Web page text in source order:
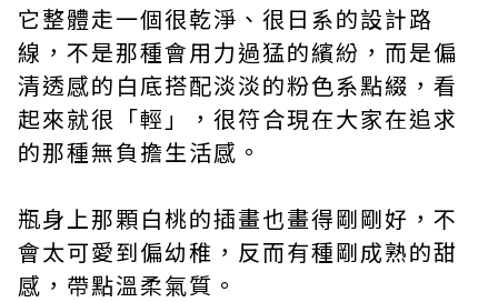
它整體走一個很乾淨、很日系的設計路
線，不是那種會用力過猛的繽紛，而是偏
清透感的白底搭配淡淡的粉色系點綴，看
起來就很「輕」，很符合現在大家在追求
的那種無負擔生活感。
瓶身上那顆白桃的插畫也畫得剛剛好，不
會太可愛到偏幼稚，反而有種剛成熟的甜
感，帶點溫柔氣質。